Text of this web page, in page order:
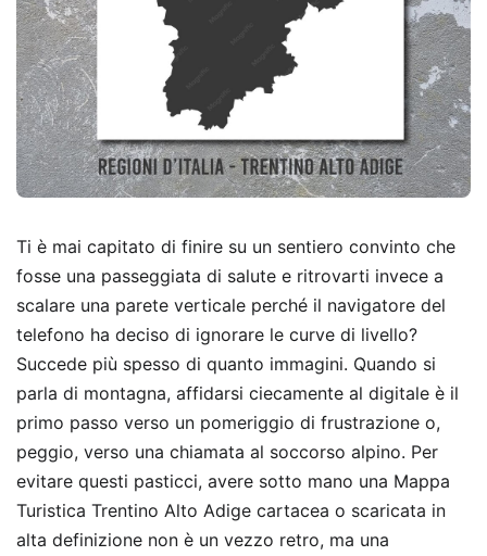
Ti è mai capitato di finire su un sentiero convinto che
fosse una passeggiata di salute e ritrovarti invece a
scalare una parete verticale perché il navigatore del
telefono ha deciso di ignorare le curve di livello?
Succede più spesso di quanto immagini. Quando si
parla di montagna, affidarsi ciecamente al digitale è il
primo passo verso un pomeriggio di frustrazione o,
peggio, verso una chiamata al soccorso alpino. Per
evitare questi pasticci, avere sotto mano una Mappa
Turistica Trentino Alto Adige cartacea o scaricata in
alta definizione non è un vezzo retro, ma una